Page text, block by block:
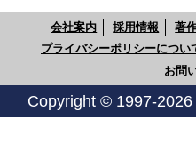
会社案内 採用情報 著
プライバシーポリシーについ
お問
Copyright © 1997-